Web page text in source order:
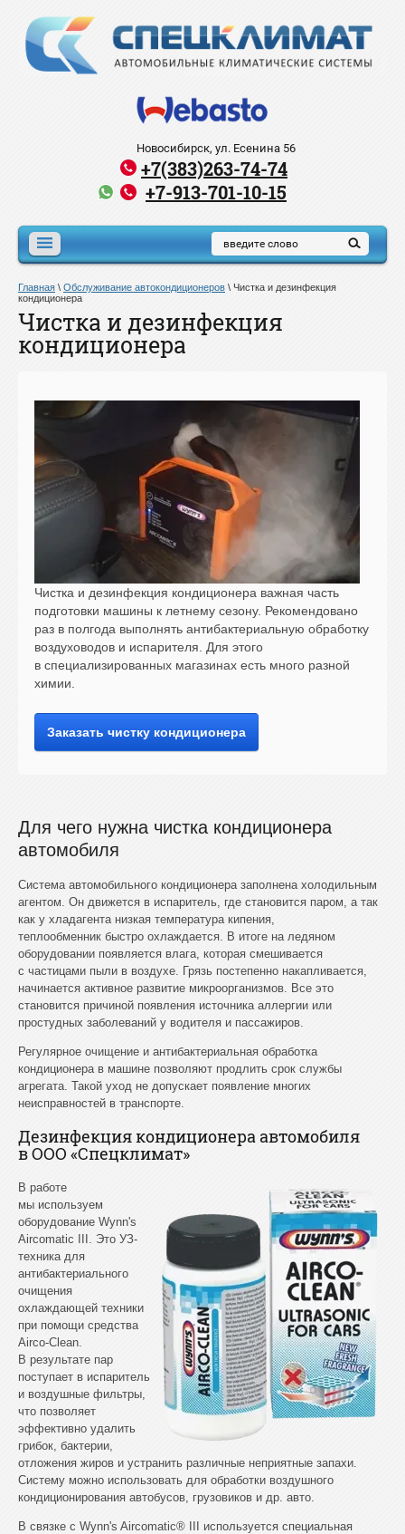
Новосибирск, ул. Есенина 56
+7(383)263-74-74
+7-913-701-10-15
Главная \ Обслуживание автокондиционеров \ Чистка и дезинфекция
кондиционера
Чистка и дезинфекция
кондиционера
Чистка и дезинфекция кондиционера важная часть
подготовки машины к летнему сезону. Рекомендовано
раз в полгода выполнять антибактериальную обработку
воздуховодов и испарителя. Для этого
в специализированных магазинах есть много разной
химии.
Заказать чистку кондиционера
Для чего нужна чистка кондиционера
автомобиля
Система автомобильного кондиционера заполнена холодильным
агентом. Он движется в испаритель, где становится паром, а так
как у хладагента низкая температура кипения,
теплообменник быстро охлаждается. В итоге на ледяном
оборудовании появляется влага, которая смешивается
с частицами пыли в воздухе. Грязь постепенно накапливается,
начинается активное развитие микроорганизмов. Все это
становится причиной появления источника аллергии или
простудных заболеваний у водителя и пассажиров.
Регулярное очищение и антибактериальная обработка
кондиционера в машине позволяют продлить срок службы
агрегата. Такой уход не допускает появление многих
неисправностей в транспорте.
Дезинфекция кондиционера автомобиля
в OOO «Спецклимат»
В работе
мы используем
оборудование Wynn's
Aircomatic III. Это УЗ-
техника для
антибактериального
очищения
охлаждающей техники
при помощи средства
Airco-Clean.
В результате пар
поступает в испаритель
и воздушные фильтры,
что позволяет
эффективно удалить
грибок, бактерии,
отложения жиров и устранить различные неприятные запахи.
Систему можно использовать для обработки воздушного
кондиционирования автобусов, грузовиков и др. авто.
В связке с Wynn's Aircomatic® III используется специальная